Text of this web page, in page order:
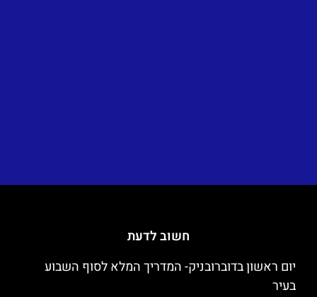
חשוב לדעת
יום ראשון בדוברובניק- המדריך המלא לסוף השבוע
בעיר